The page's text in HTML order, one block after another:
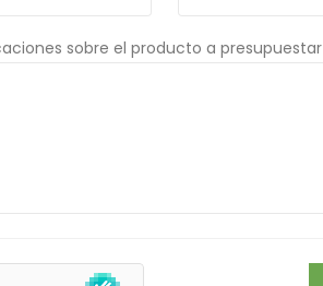
sobre el producto a presupuestar